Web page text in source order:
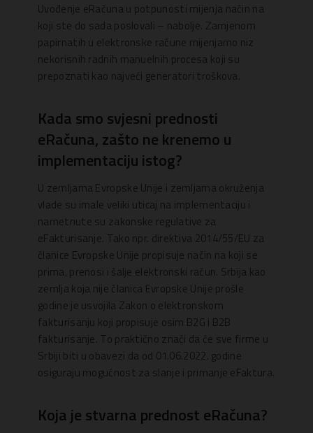
Uvođenje eRačuna u potpunosti mijenja način na
koji ste do sada poslovali – nabolje. Zamjenom
papirnatih u elektronske račune mijenjamo niz
nekorisnih radnih manuelnih procesa koji su
prepoznati kao najveći generatori troškova.
Kada smo svjesni prednosti
eRačuna, zašto ne krenemo u
implementaciju istog?
U zemljama Evropske Unije i zemljama okruženja
vlade su imale veliki uticaj na implementaciju i
nametnute su zakonske regulative za
eFakturisanje. Tako npr. direktiva 2014/55/EU za
članice Evropske Unije propisuje način na koji se
prima, prenosi i šalje elektronski račun. Srbija kao
zemlja koja nije članica Evropske Unije prošle
godine je usvojila Zakon o elektronskom
fakturisanju koji propisuje osim B2G i B2B
fakturisanje. To praktično znači da će sve firme u
Srbiji biti u obavezi da od 01.06.2022. godine
osiguraju mogućnost za slanje i primanje eFaktura.
Koja je stvarna prednost eRačuna?